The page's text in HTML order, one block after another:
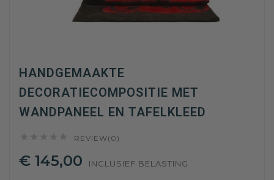
HANDGEMAAKTE
DECORATIECOMPOSITIE MET
WANDPANEEL EN TAFELKLEED
REVIEW(0)
€ 145,00 INCLUSIEF BELASTING